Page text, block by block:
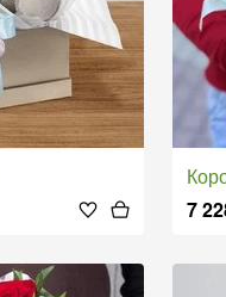
7